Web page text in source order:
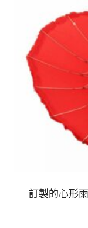
訂製的心形